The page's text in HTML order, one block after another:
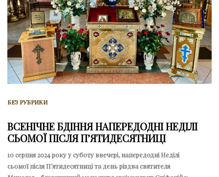
БЕЗ РУБРИКИ
ВСЕНІЧНЕ БДІННЯ НАПЕРЕДОДНІ НЕДІЛІ
СЬОМОЇ ПІСЛЯ ПʼЯТИДЕСЯТНИЦІ
10 серпня 2024 року у суботу ввечері, напередодні Неділі
сьомої після Пʼятидесятниці та день різдва святителя